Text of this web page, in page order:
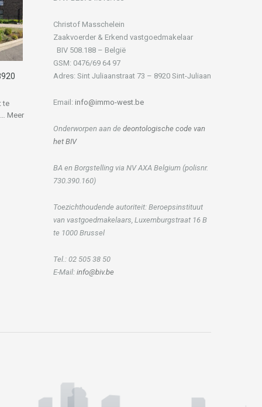
te
Meer
Christof Masschelein
Zaakvoerder & Erkend vastgoedmakelaar
BIV 508.188 – België
GSM: 0476/69 64 97
Adres: Sint Juliaanstraat 73 – 8920 Sint-Juliaan
Email: info@immo-west.be
Onderworpen aan de deontologische code van
het BIV
BA en Borgstelling via NV AXA Belgium (polisnr.
730.390.160)
Toezichthoudende autoriteit: Beroepsinstituut
van vastgoedmakelaars, Luxemburgstraat 16 B
te 1000 Brussel
Tel.: 02 505 38 50
E-Mail: info@biv.be